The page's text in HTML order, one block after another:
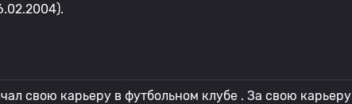
свою карьеру в футбольном клубе . За свою карьеру